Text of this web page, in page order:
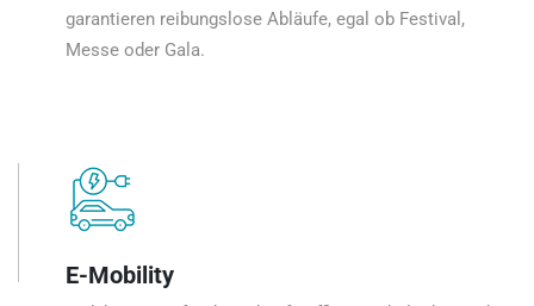
garantieren reibungslose Abläufe, egal ob Festival,
Messe oder Gala.
E-Mobility